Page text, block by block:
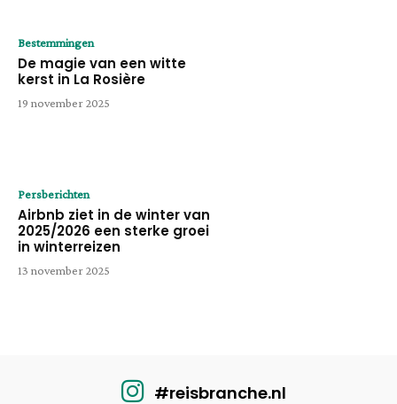
Bestemmingen
De magie van een witte
kerst in La Rosière
19 november 2025
Persberichten
Airbnb ziet in de winter van
2025/2026 een sterke groei
in winterreizen
13 november 2025
#reisbranche.nl